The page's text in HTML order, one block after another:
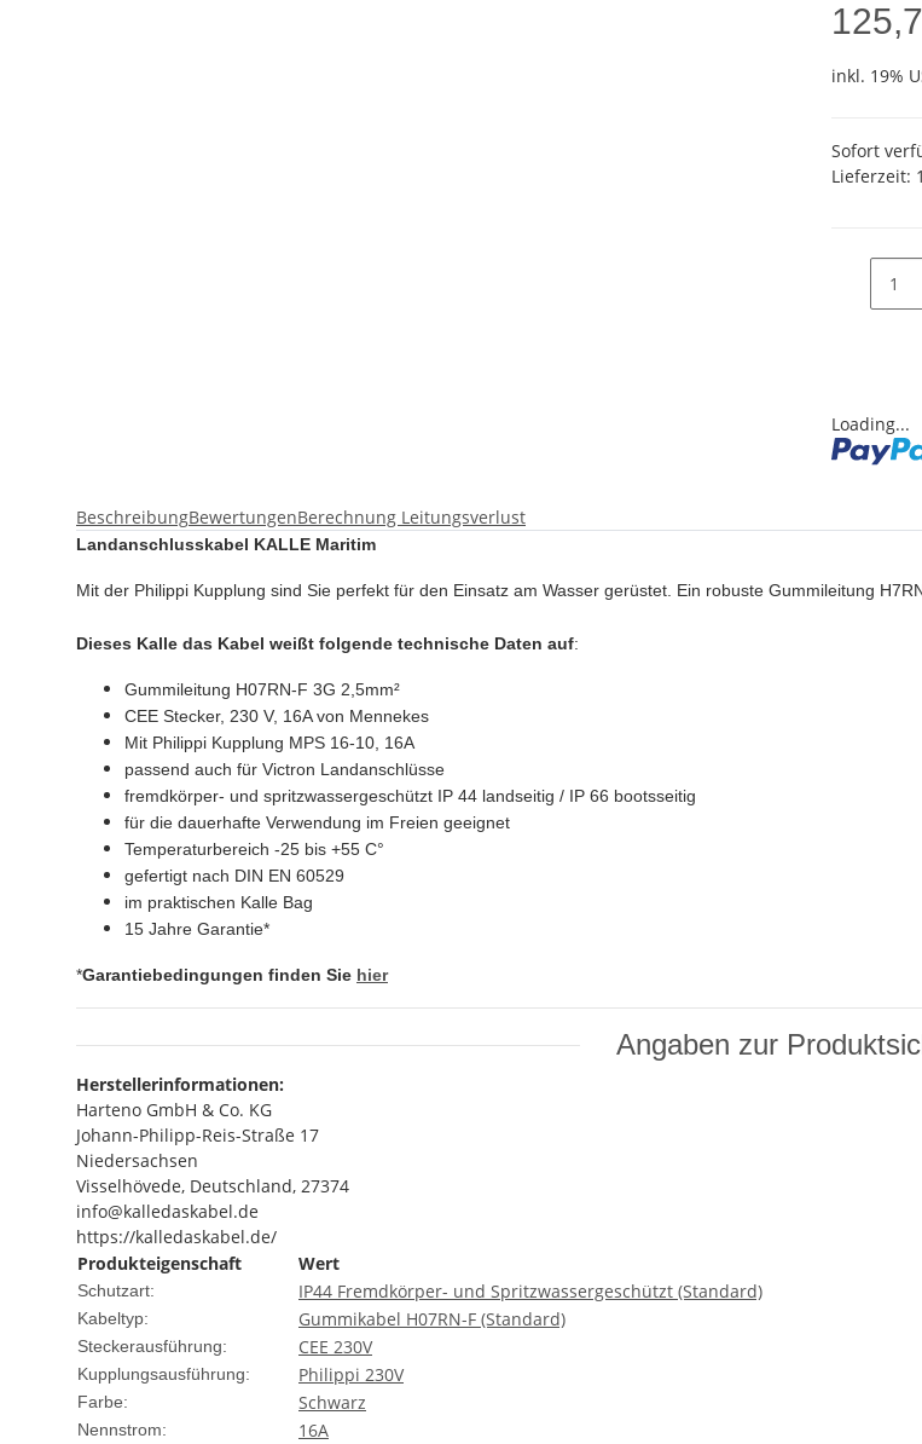
inkl. 19%
Sofort
Lieferzeit:
Loading...
BeschreibungBewertungenBerechnung Leitungsverlust
Landanschlusskabel KALLE Maritim
Mit der Philippi Kupplung sind Sie perfekt für den Einsatz am Wasser gerüstet. Ein robuste Gummileitung
Dieses Kalle das Kabel weißt folgende technische Daten auf:
Gummileitung H07RN-F 3G 2,5mm²
CEE Stecker, 230 V, 16A von Mennekes
Mit Philippi Kupplung MPS 16-10, 16A
passend auch für Victron Landanschlüsse
fremdkörper- und spritzwassergeschützt IP 44 landseitig / IP 66 bootsseitig
für die dauerhafte Verwendung im Freien geeignet
Temperaturbereich -25 bis +55 C°
gefertigt nach DIN EN 60529
im praktischen Kalle Bag
15 Jahre Garantie*
*Garantiebedingungen finden Sie hier
Angaben zur
Herstellerinformationen:
Harteno GmbH & Co. KG
Johann-Philipp-Reis-Straße 17
Niedersachsen
Visselhövede, Deutschland, 27374
info@kalledaskabel.de
https://kalledaskabel.de/
Produkteigenschaft
Wert
Schutzart: IP44 Fremdkörper- und Spritzwassergeschützt (Standard)
Kabeltyp: Gummikabel H07RN-F (Standard)
Steckerausführung: CEE 230V
Kupplungsausführung: Philippi 230V
Farbe: Schwarz
Nennstrom: 16A